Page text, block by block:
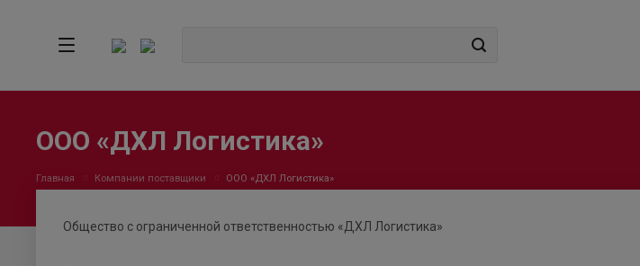
ООО «ДХЛ Логистика»
Главная Компании поставщики ООО «ДХЛ Логистика»
Общество с ограниченной ответственностью «ДХЛ Логистика»